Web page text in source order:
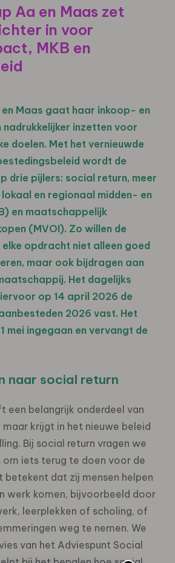
Aa en Maas zet
in voor
MKB en
Maas gaat haar inkoop- en
inzetten voor
doelen. Met het vernieuwde
wordt de
drie pijlers: social return, meer
en regionaal midden- en
en maatschappelijk
(MVOI). Zo willen de
opdracht niet alleen goed
maar ook bijdragen aan
Het dagelijks
op 14 april 2026 de
2026 vast. Het
mei ingegaan en vervangt de
naar social return
een belangrijk onderdeel van
maar krijgt in het nieuwe beleid
Bij social return vragen we
iets terug te doen voor de
betekent dat zij mensen helpen
werk komen, bijvoorbeeld door
leerplekken of scholing, of
weg te nemen. We
van het Adviespunt Social